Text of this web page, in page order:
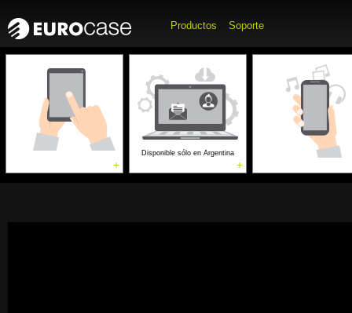
Productos Soporte
+
Computadoras
Disponible sólo en Argentina
+
Accesorios para
Móviles
Accesorios
Gaming